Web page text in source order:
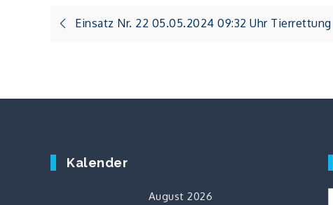
Beitragsnavigation
Einsatz Nr. 22 05.05.2024 09:32 Uhr Tierrettung
Kalender
August 2026